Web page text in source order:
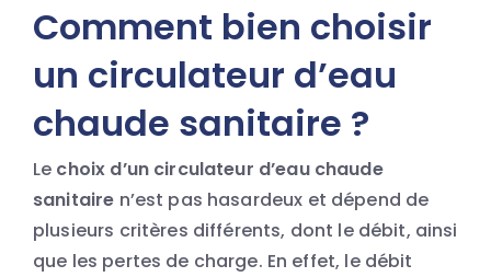
Comment bien choisir
un circulateur d’eau
chaude sanitaire ?
Le choix d’un circulateur d’eau chaude
sanitaire n’est pas hasardeux et dépend de
plusieurs critères différents, dont le débit, ainsi
que les pertes de charge. En effet, le débit